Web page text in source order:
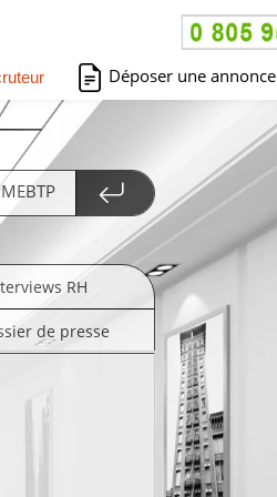
Déposer une annonce
RH
de presse